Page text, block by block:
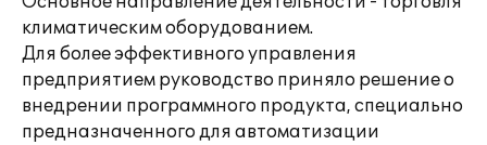
климатическим оборудованием.
Для более эффективного управления
предприятием руководство приняло решение о
внедрении программного продукта, специально
предназначенного для автоматизации